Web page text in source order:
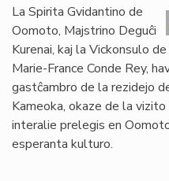
La Spirita Gvidantino de
Oomoto, Majstrino Deguĉi
Kurenai, kaj la Vickonsulo
Marie-France Conde Rey,
gastĉambro de la rezidejo
Kameoka, okaze de la
interalie prelegis en
esperanta kulturo.